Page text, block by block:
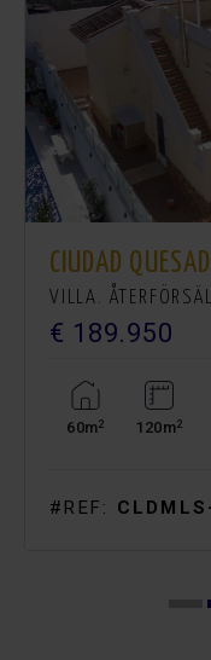
CIUDAD
VILLA.
€ 189.950
60m2 120m2
#REF: